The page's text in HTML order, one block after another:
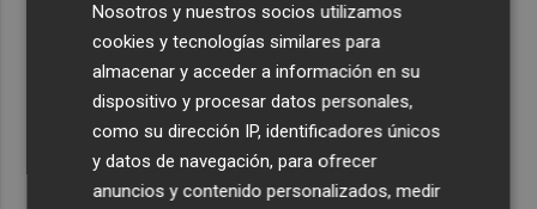
Las '200 vidas' que llevaron a Paco Rabal de Águilas a la
cima del cine: un documental recupera la voz y la mirada
del actor
Nosotros y nuestros socios utilizamos
cookies y tecnologías similares para
almacenar y acceder a información en su
dispositivo y procesar datos personales,
como su dirección IP, identificadores únicos
y datos de navegación, para ofrecer
anuncios y contenido personalizados, medir